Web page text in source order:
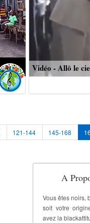
Vidéo - Allô le
121-144 145-168
A
Vous êtes noirs,
soit votre
avez la